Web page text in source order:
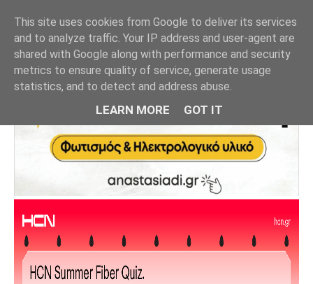
This site uses cookies from Google to deliver its services
and to analyze traffic. Your IP address and user-agent are
shared with Google along with performance and security
metrics to ensure quality of service, generate usage
statistics, and to detect and address abuse.
LEARN MORE GOT IT